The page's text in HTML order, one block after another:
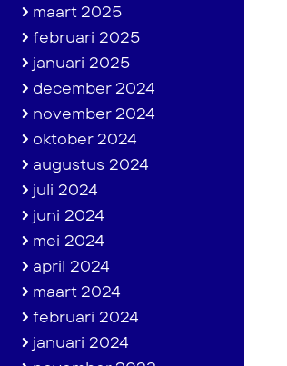
maart 2025
februari 2025
januari 2025
december 2024
november 2024
oktober 2024
augustus 2024
juli 2024
juni 2024
mei 2024
april 2024
maart 2024
februari 2024
januari 2024